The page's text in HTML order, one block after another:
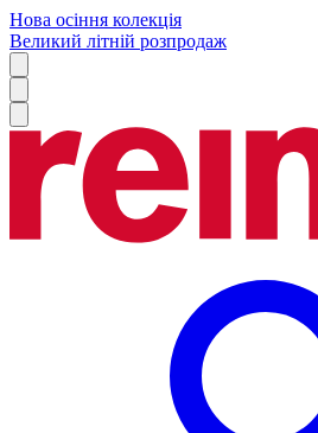
Нова осіння колекція
Великий літній розпродаж